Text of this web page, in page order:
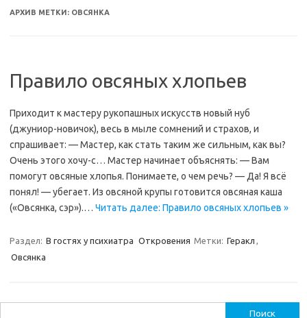
АРХИВ МЕТКИ: ОВСЯНКА
Правило овсяных хлопьев
Приходит к мастеру рукопашных искусств новый нуб
(джуниор-новичок), весь в мыле сомнений и страхов, и
спрашивает: — Мастер, как стать таким же сильным, как вы?
Очень этого хочу-с… Мастер начинает объяснять: — Вам
помогут овсяные хлопья. Понимаете, о чем речь? — Да! Я всё
понял! — убегает. Из овсяной крупы готовится овсяная каша
(«Овсянка, сэр»).… Читать далее: Правило овсяных хлопьев »
Раздел: В гостях у психиатра Откровения Метки: Геракл ,
Овсянка